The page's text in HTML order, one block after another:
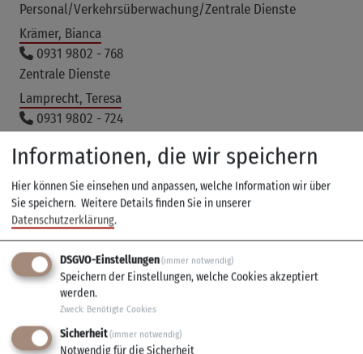
Personal/Verkehrsüberwachung/Zentrale Dienste
Krämer, Bianca
0931 9802 - 768
Zentrale Dienste
Lamprecht, Teresa
0931 9802 - 724
Langewellpott, Pia
0931 9802 - 735
Bauamt
Markert, Martin
0931 9802 - 723
Leiter Bürgerbüro/Standesamtsleitung
Melzer, Janina
0931 9800 - 821
Bauhof
Informationen, die wir speichern
Hier können Sie einsehen und anpassen, welche Information wir über
Sie speichern. Weitere Details finden Sie in unserer
Datenschutzerklärung.
DSGVO-Einstellungen(immer notwendig)
Speichern der Einstellungen, welche Cookies akzeptiert
werden.
Zweck: Benötigte Cookies
Sicherheit(immer notwendig)
Notwendig für die Sicherheit